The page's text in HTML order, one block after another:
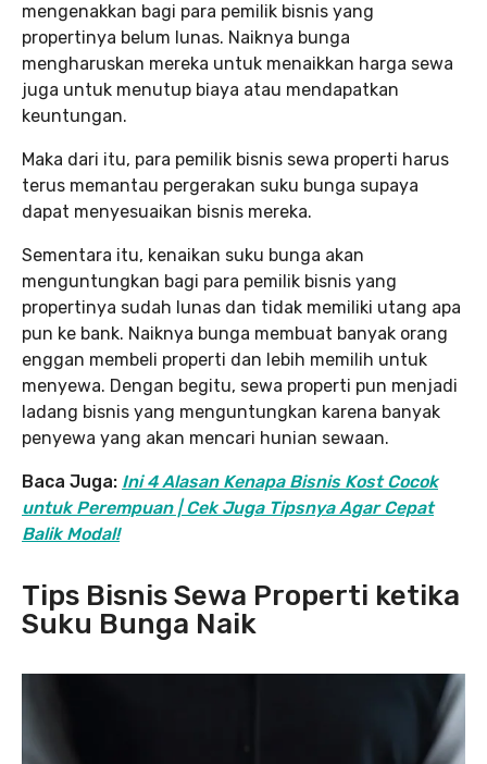
mengenakkan bagi para pemilik bisnis yang
propertinya belum lunas. Naiknya bunga
mengharuskan mereka untuk menaikkan harga sewa
juga untuk menutup biaya atau mendapatkan
keuntungan.
Maka dari itu, para pemilik bisnis sewa properti harus
terus memantau pergerakan suku bunga supaya
dapat menyesuaikan bisnis mereka.
Sementara itu, kenaikan suku bunga akan
menguntungkan bagi para pemilik bisnis yang
propertinya sudah lunas dan tidak memiliki utang apa
pun ke bank. Naiknya bunga membuat banyak orang
enggan membeli properti dan lebih memilih untuk
menyewa. Dengan begitu, sewa properti pun menjadi
ladang bisnis yang menguntungkan karena banyak
penyewa yang akan mencari hunian sewaan.
Baca Juga: Ini 4 Alasan Kenapa Bisnis Kost Cocok
untuk Perempuan | Cek Juga Tipsnya Agar Cepat
Balik Modal!
Tips Bisnis Sewa Properti ketika
Suku Bunga Naik